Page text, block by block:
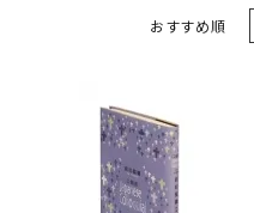
おすすめ順